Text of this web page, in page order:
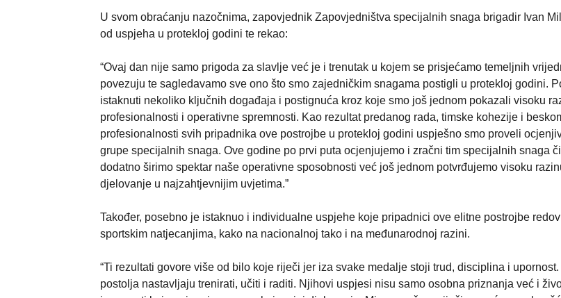
U svom obraćanju nazočnima, zapovjednik Zapovjedništva specijalnih snaga brigadir Ivan
od uspjeha u protekloj godini te rekao:
“Ovaj dan nije samo prigoda za slavlje već je i trenutak u kojem se prisjećamo temeljnih
povezuju te sagledavamo sve ono što smo zajedničkim snagama postigli u protekloj godini.
istaknuti nekoliko ključnih događaja i postignuća kroz koje smo još jednom pokazali visoku
profesionalnosti i operativne spremnosti. Kao rezultat predanog rada, timske kohezije i
profesionalnosti svih pripadnika ove postrojbe u protekloj godini uspješno smo proveli
grupe specijalnih snaga. Ove godine po prvi puta ocjenjujemo i zračni tim specijalnih snaga
dodatno širimo spektar naše operativne sposobnosti već još jednom potvrđujemo visoku
djelovanje u najzahtjevnijim uvjetima.”
Također, posebno je istaknuo i individualne uspjehe koje pripadnici ove elitne postrojbe
sportskim natjecanjima, kako na nacionalnoj tako i na međunarodnoj razini.
“Ti rezultati govore više od bilo koje riječi jer iza svake medalje stoji trud, disciplina i
postolja nastavljaju trenirati, učiti i raditi. Njihovi uspjesi nisu samo osobna priznanja već i